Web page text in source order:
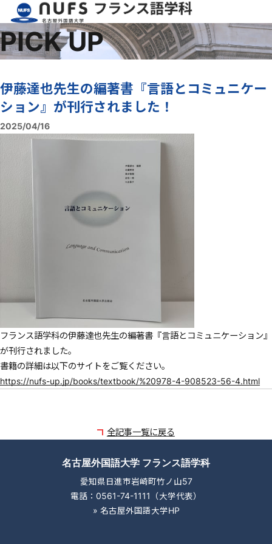
PICK UP
伊藤達也先生の編著書『言語とコミュニケー
ション』が刊行されました！
2025/04/16
フランス語学科の伊藤達也先生の編著書『言語とコミュニケーション』
が刊行されました。
書籍の詳細は以下のサイトをご覧ください。
https://nufs-up.jp/books/textbook/%20978-4-908523-56-4.html
全記事一覧に戻る
名古屋外国語大学 フランス語学科
愛知県日進市岩崎町竹ノ山57
電話：0561-74-1111（大学代表）
» 名古屋外国語大学HP